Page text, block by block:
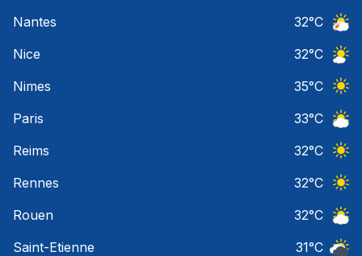
Nantes
32°C
Nice
32°C
Nimes
35°C
Paris
33°C
Reims
32°C
Rennes
32°C
Rouen
32°C
Saint-Etienne
31°C